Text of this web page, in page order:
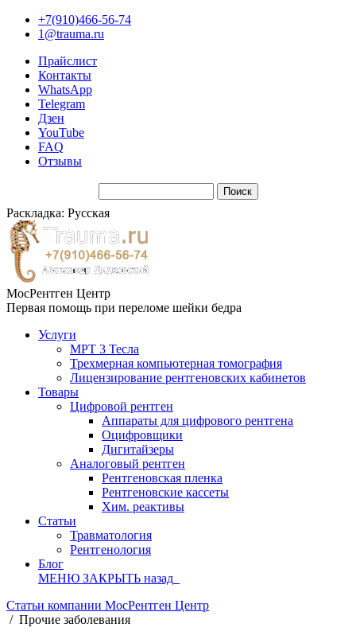
+7(910)466-56-74
1@trauma.ru
Прайслист
Контакты
WhatsApp
Telegram
Дзен
YouTube
FAQ
Отзывы
Раскладка: Русская
МосРентген Центр
Первая помощь при переломе шейки бедра
Услуги
МРТ 3 Тесла
Трехмерная компьютерная томография
Лицензирование рентгеновских кабинетов
Товары
Цифровой рентген
Аппараты для цифрового рентгена
Оцифровщики
Дигитайзеры
Аналоговый рентген
Рентгеновская пленка
Рентгеновские кассеты
Хим. реактивы
Статьи
Травматология
Рентгенология
Блог
МЕНЮ ЗАКРЫТЬ назад
Статьи компании МосРентген Центр
/ Прочие заболевания